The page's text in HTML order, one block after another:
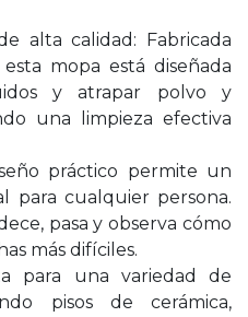
alta calidad: Fabricada
mopa está diseñada
y atrapar polvo y
una limpieza efectiva
práctico permite un
para cualquier persona.
pasa y observa cómo
más difíciles.
para una variedad de
pisos de cerámica,